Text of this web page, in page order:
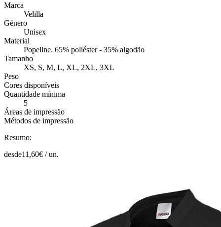
Marca
Velilla
Género
Unisex
Material
Popeline. 65% poliéster - 35% algodão
Tamanho
XS, S, M, L, XL, 2XL, 3XL
Peso
Cores disponíveis
Quantidade mínima
5
Áreas de impressão
Métodos de impressão
Resumo:
desde11,60€ /un.